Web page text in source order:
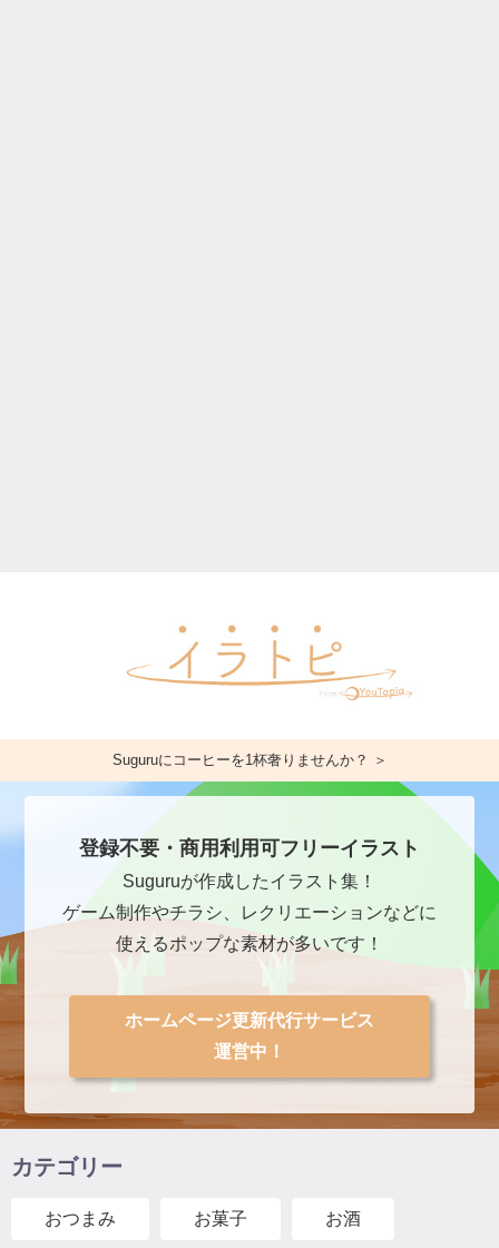
Suguruにコーヒーを1杯奢りませんか？ ＞
登録不要・商用利用可フリーイラスト
Suguruが作成したイラスト集！
ゲーム制作やチラシ、レクリエーションなどに
使えるポップな素材が多いです！
ホームページ更新代行サービス
運営中！
カテゴリー
おつまみ お菓子 お酒